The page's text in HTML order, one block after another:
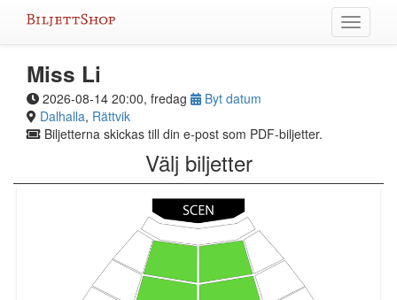
Växla
meny
Miss Li
2026-08-14 20:00, fredag
Byt datum
Dalhalla, Rättvik
Biljetterna skickas till din e-post som PDF-biljetter.
Välj biljetter